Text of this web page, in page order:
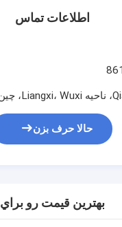
اطلاعات تماس
حالا حرف بزن
بهترين قيمت رو براي